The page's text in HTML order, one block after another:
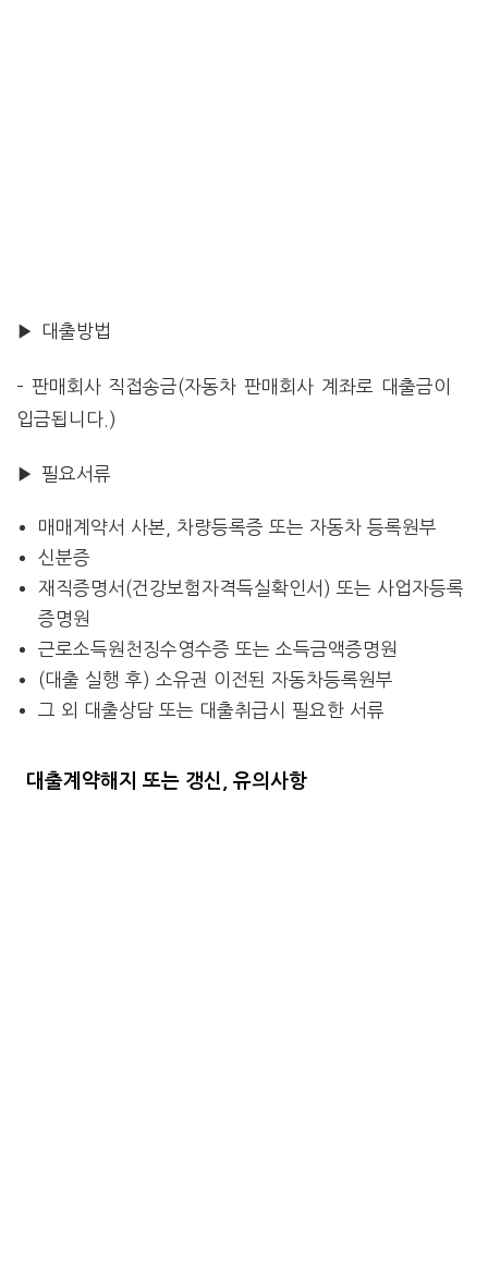
▶ 대출방법
– 판매회사 직접송금(자동차 판매회사 계좌로 대출금이
입금됩니다.)
▶ 필요서류
매매계약서 사본, 차량등록증 또는 자동차 등록원부
신분증
재직증명서(건강보험자격득실확인서) 또는 사업자등록
증명원
근로소득원천징수영수증 또는 소득금액증명원
(대출 실행 후) 소유권 이전된 자동차등록원부
그 외 대출상담 또는 대출취급시 필요한 서류
대출계약해지 또는 갱신, 유의사항